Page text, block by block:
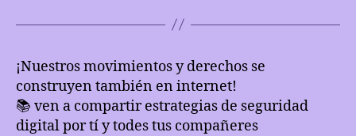
¡Nuestros movimientos y derechos se
construyen también en internet!
📚 ven a compartir estrategias de seguridad
digital por tí y todes tus compañeres